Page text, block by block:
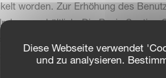
worden. Zur Erhöhung des
erhältlich. Die Basic Section
an, um die
zu optimieren. Dies führt zu
des Ertrags. Dies bedeutet eine
Diese Webseite verwendet
und zu analysieren.